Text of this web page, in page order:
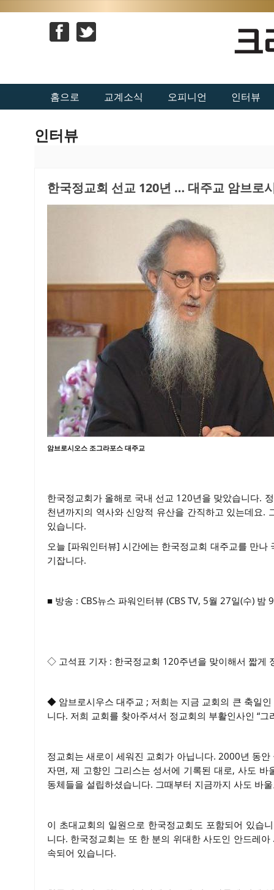
홈으로 교계소식 오피니언 인터뷰
인터뷰
한국정교회 선교 120년 … 대주교 암브로
암브로시오스 조그라포스 대주교
한국정교회가 올해로 국내 선교 120년을 맞았습니다.
천년까지의 역사와 신앙적 유산을 간직하고 있는데요.
있습니다.
오늘 [파워인터뷰] 시간에는 한국정교회 대주교를 만
기잡니다.
■ 방송 : CBS뉴스 파워인터뷰 (CBS TV, 5월 27일(수)
◇ 고석표 기자 : 한국정교회 120주년을 맞이해서 짧게
◆ 암브로시우스 대주교 ; 저희는 지금 교회의 큰 축일
니다. 저희 교회를 찾아주셔서 정교회의 부활인사인 “
정교회는 새로이 세워진 교회가 아닙니다. 2000년 동
자면, 제 고향인 그리스는 성서에 기록된 대로, 사도
동체들을 설립하셨습니다. 그때부터 지금까지 사도 바
이 초대교회의 일원으로 한국정교회도 포함되어 있습
니다. 한국정교회는 또 한 분의 위대한 사도인 안드레
속되어 있습니다.